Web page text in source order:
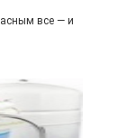
все — и